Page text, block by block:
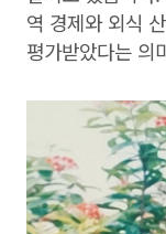
역 경제와 외식
평가받았다는 의